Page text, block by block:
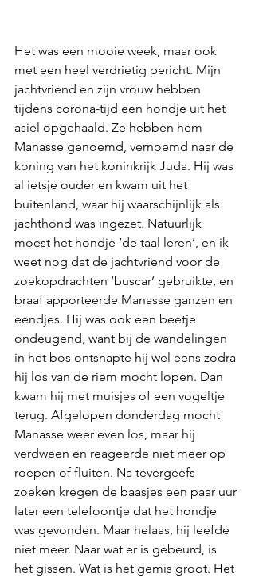
Het was een mooie week, maar ook
met een heel verdrietig bericht. Mijn
jachtvriend en zijn vrouw hebben
tijdens corona-tijd een hondje uit het
asiel opgehaald. Ze hebben hem
Manasse genoemd, vernoemd naar de
koning van het koninkrijk Juda. Hij was
al ietsje ouder en kwam uit het
buitenland, waar hij waarschijnlijk als
jachthond was ingezet. Natuurlijk
moest het hondje ‘de taal leren’, en ik
weet nog dat de jachtvriend voor de
zoekopdrachten ‘buscar’ gebruikte, en
braaf apporteerde Manasse ganzen en
eendjes. Hij was ook een beetje
ondeugend, want bij de wandelingen
in het bos ontsnapte hij wel eens zodra
hij los van de riem mocht lopen. Dan
kwam hij met muisjes of een vogeltje
terug. Afgelopen donderdag mocht
Manasse weer even los, maar hij
verdween en reageerde niet meer op
roepen of fluiten. Na tevergeefs
zoeken kregen de baasjes een paar uur
later een telefoontje dat het hondje
was gevonden. Maar helaas, hij leefde
niet meer. Naar wat er is gebeurd, is
het gissen. Wat is het gemis groot. Het